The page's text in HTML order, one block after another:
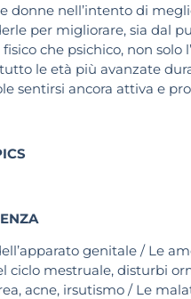
donne nell’intento di
per migliorare, sia dal
che psichico, non solo
le età più avanzate
sentirsi ancora attiva e
genitale / Le
ciclo mestruale, disturbi
acne, irsutismo / Le